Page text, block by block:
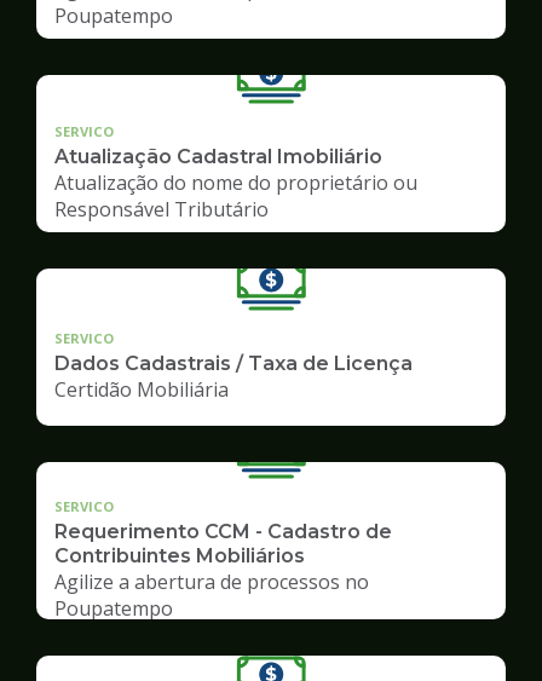
Poupatempo
SERVICO
Atualização Cadastral Imobiliário
Atualização do nome do proprietário ou
Responsável Tributário
SERVICO
Dados Cadastrais / Taxa de Licença
Certidão Mobiliária
SERVICO
Requerimento CCM - Cadastro de
Contribuintes Mobiliários
Agilize a abertura de processos no
Poupatempo